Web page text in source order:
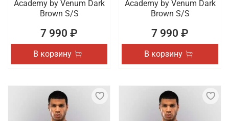
Academy by Venum Dark
Brown S/S
7 990 ₽
В корзину
Academy by Venum Dark
Brown S/S
7 990 ₽
В корзину